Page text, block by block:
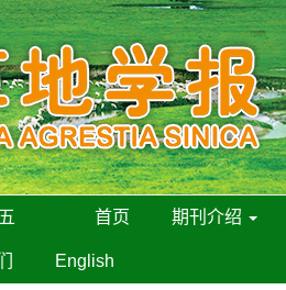
首页 期刊介绍
English